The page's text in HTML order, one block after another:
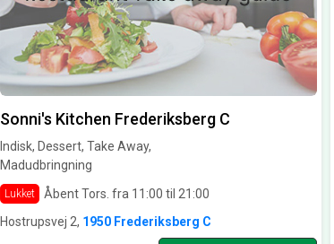
Sonni's Kitchen Frederiksberg C
Indisk, Dessert, Take Away,
Madudbringning
Lukket
Åbent Tors. fra 11:00 til 21:00
Hostrupsvej 2, 1950 Frederiksberg C